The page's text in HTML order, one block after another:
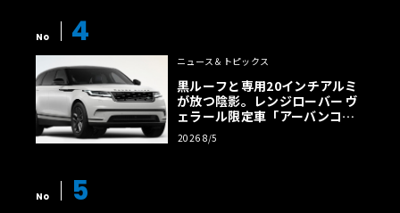
No 4
ニュース＆トピックス
黒ルーフと専用20インチアルミ
が放つ陰影。レンジローバー ヴ
ェラール限定車「アーバンコン
トラスト・エディション」登場
2026 8/5
No 5